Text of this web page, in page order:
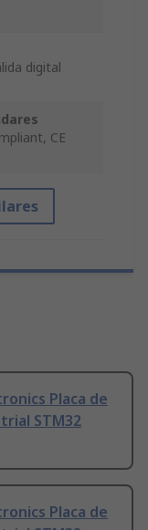
digital
CE
Placa de
STM32
Placa de